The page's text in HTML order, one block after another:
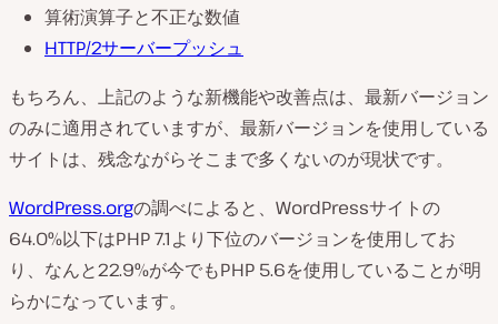
算術演算子と不正な数値
HTTP/2サーバープッシュ
もちろん、上記のような新機能や改善点は、最新バージョン
のみに適用されていますが、最新バージョンを使用している
サイトは、残念ながらそこまで多くないのが現状です。
WordPress.orgの調べによると、WordPressサイトの
64.0%以下はPHP 7.1より下位のバージョンを使用してお
り、なんと22.9%が今でもPHP 5.6を使用していることが明
らかになっています。